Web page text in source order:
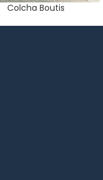
Colcha Boutis